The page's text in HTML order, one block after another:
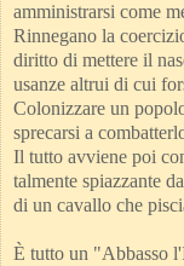
amministrarsi come
Rinnegano la
diritto di mettere il
usanze altrui di cui
Colonizzare un
sprecarsi a
Il tutto avviene poi
talmente spiazzante
di un cavallo che
È tutto un "Abbasso